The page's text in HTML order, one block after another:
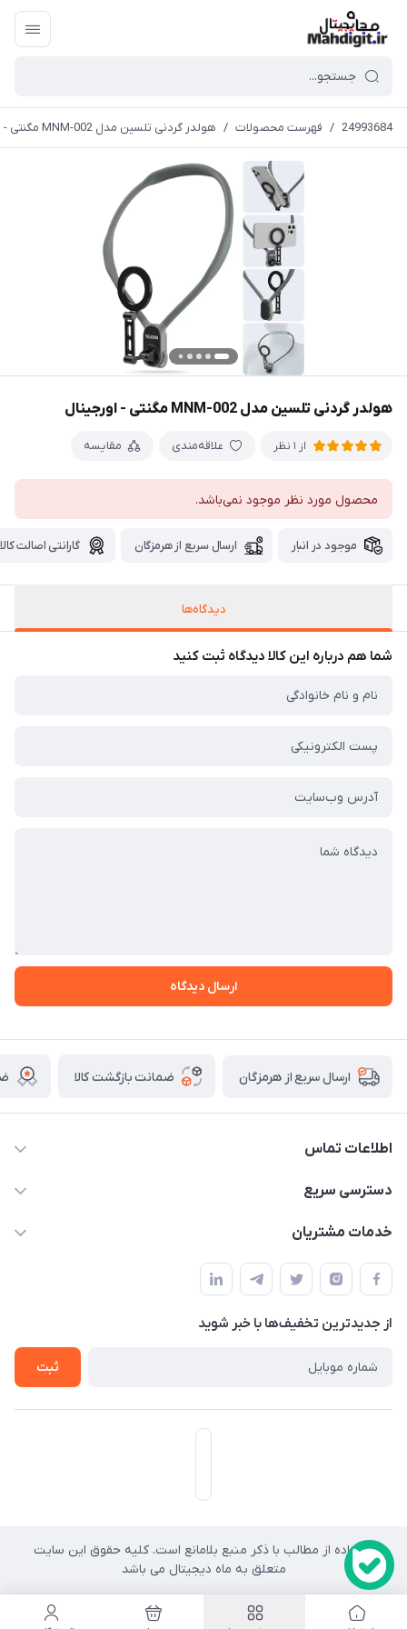
24993684
/ فهرست محصولات / هولدر گردنی تلسین مدل MNM-002 مگنتی - اورجینال
هولدر گردنی تلسین مدل MNM-002 مگنتی - اورجینال
از 1 نظر علاقه‌مندی مقایسه
محصول مورد نظر موجود نمی‌باشد.
موجود در انبار ارسال سریع از هرمزگان گارانتی اصالت کالا
دیدگاه‌ها
شما هم درباره این کالا دیدگاه ثبت کنید
ارسال دیدگاه
ارسال سریع از هرمزگان ضمانت بازگشت کالا
اطلاعات تماس
09170079505
دسترسی سریع
حساب کاربری
لیست محصولات
درباره ما
خدمات مشتریان
قوانین و مقررات
حریم خصوصی
راهنما
از جدید‌ترین تخفیف‌ها با‌ خبر شوید
ثبت
کد
رهگیری
ارسالی
استفاده از مطالب با ذکر منبع بلامانع است. کلیه حقوق این سایت
متعلق به ماه دیجیتال می باشد